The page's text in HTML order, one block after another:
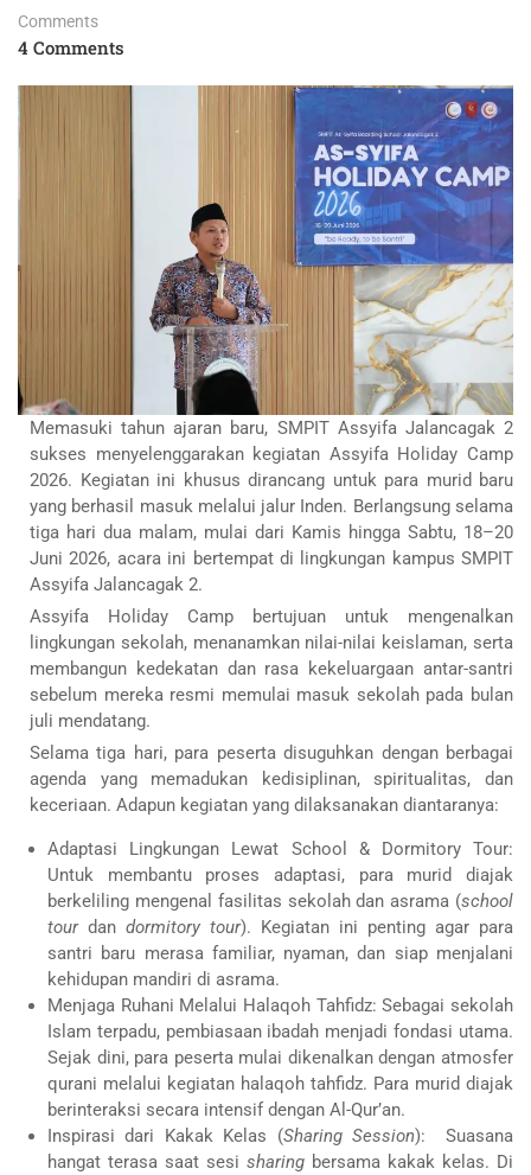
Comments
4 Comments
Memasuki tahun ajaran baru, SMPIT Assyifa Jalancagak 2
sukses menyelenggarakan kegiatan Assyifa Holiday Camp
2026. Kegiatan ini khusus dirancang untuk para murid baru
yang berhasil masuk melalui jalur Inden. Berlangsung selama
tiga hari dua malam, mulai dari Kamis hingga Sabtu, 18–20
Juni 2026, acara ini bertempat di lingkungan kampus SMPIT
Assyifa Jalancagak 2.
Assyifa Holiday Camp bertujuan untuk mengenalkan
lingkungan sekolah, menanamkan nilai-nilai keislaman, serta
membangun kedekatan dan rasa kekeluargaan antar-santri
sebelum mereka resmi memulai masuk sekolah pada bulan
juli mendatang.
Selama tiga hari, para peserta disuguhkan dengan berbagai
agenda yang memadukan kedisiplinan, spiritualitas, dan
keceriaan. Adapun kegiatan yang dilaksanakan diantaranya:
Adaptasi Lingkungan Lewat School & Dormitory Tour:
Untuk membantu proses adaptasi, para murid diajak
berkeliling mengenal fasilitas sekolah dan asrama (school
tourdan dormitory tour). Kegiatan ini penting agar para
santri baru merasa familiar, nyaman, dan siap menjalani
kehidupan mandiri di asrama.
Menjaga Ruhani Melalui Halaqoh Tahfidz: Sebagai sekolah
Islam terpadu, pembiasaan ibadah menjadi fondasi utama.
Sejak dini, para peserta mulai dikenalkan dengan atmosfer
qurani melalui kegiatan halaqoh tahfidz. Para murid diajak
berinteraksi secara intensif dengan Al-Qur’an.
Inspirasi dari Kakak Kelas (Sharing Session): Suasana
hangat terasa saat sesi sharing bersama kakak kelas. Di